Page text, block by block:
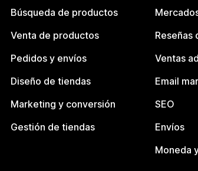
Búsqueda de productos
Venta de productos
Pedidos y envíos
Diseño de tiendas
Marketing y conversión
Gestión de tiendas
Reseñas
Ventas
Email
SEO
Envíos
Moneda